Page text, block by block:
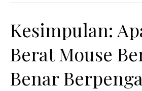
Kesimpulan:
Berat Mouse
Benar